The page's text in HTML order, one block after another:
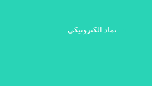
نماد الکترونیکی